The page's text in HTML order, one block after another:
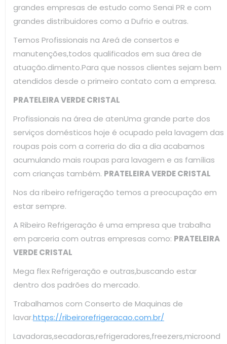
grandes empresas de estudo como Senai PR e com
grandes distribuidores como a Dufrio e outras.
Temos Profissionais na Areá de consertos e
manutenções,todos qualificados em sua área de
atuação.dimento.Para que nossos clientes sejam bem
atendidos desde o primeiro contato com a empresa.
PRATELEIRA VERDE CRISTAL
Profissionais na área de atenUma grande parte dos
serviços domésticos hoje é ocupado pela lavagem das
roupas pois com a correria do dia a dia acabamos
acumulando mais roupas para lavagem e as famílias
com crianças também. PRATELEIRA VERDE CRISTAL
Nos da ribeiro refrigeração temos a preocupação em
estar sempre.
A Ribeiro Refrigeração é uma empresa que trabalha
em parceria com outras empresas como: PRATELEIRA
VERDE CRISTAL
Mega flex Refrigeração e outras,buscando estar
dentro dos padrões do mercado.
Trabalhamos com Conserto de Maquinas de
lavar.https://ribeirorefrigeracao.com.br/
Lavadoras,secadoras,refrigeradores,freezers,microond